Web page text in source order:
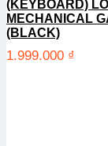
(KEYBOARD)
MECHANICAL
(BLACK)
1.999.000 ₫